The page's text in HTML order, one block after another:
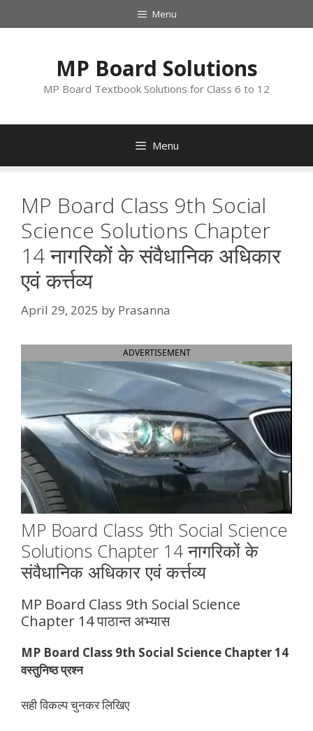
to
Menu
MP Board Solutions
MP Board Textbook Solutions for Class 6 to 12
Menu
MP Board Class 9th Social
Science Solutions Chapter
14 नागरिकों के संवैधानिक अधिकार
एवं कर्त्तव्य
April 29, 2025 by Prasanna
ADVERTISEMENT
MP Board Class 9th Social Science
Solutions Chapter 14 नागरिकों के
संवैधानिक अधिकार एवं कर्त्तव्य
MP Board Class 9th Social Science
Chapter 14 पाठान्त अभ्यास
MP Board Class 9th Social Science Chapter 14
वस्तुनिष्ठ प्रश्न
सही विकल्प चुनकर लिखिए